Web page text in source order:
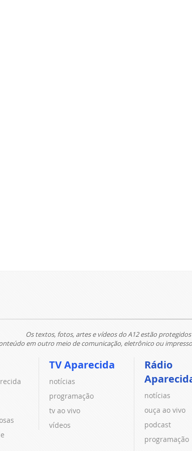
Os textos, fotos, artes e vídeos do A12 estão
em outro meio de comunicação, eletrônico ou
TV Aparecida
notícias
programação
tv ao vivo
vídeos
Rádio
notícias
ouça ao vivo
podcast
programação